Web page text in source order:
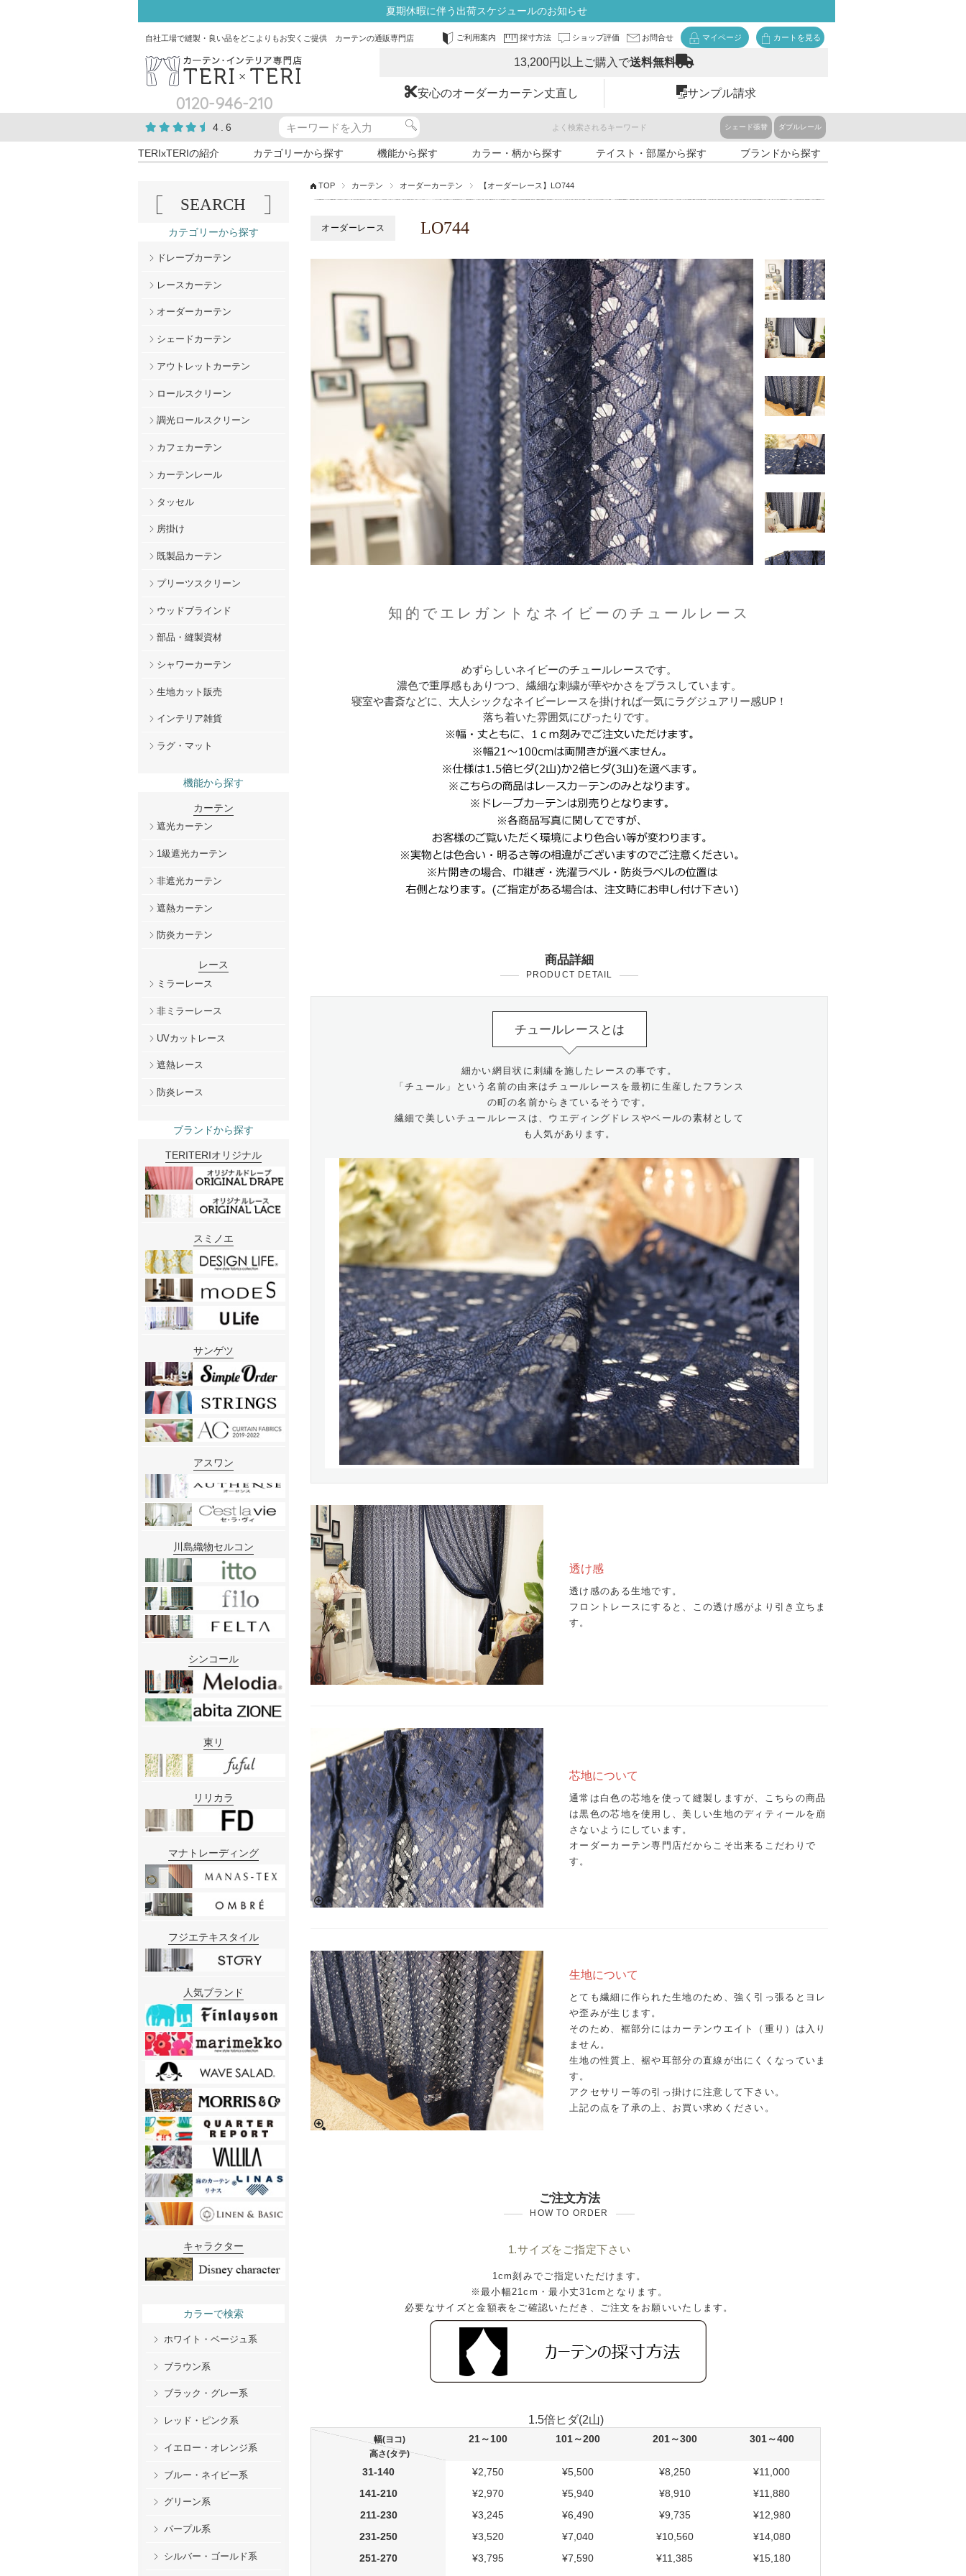
夏期休暇に伴う出荷スケジュールのお知らせ
自社工場で縫製・良い品をどこよりもお安くご提供 カーテンの通販専門店 ご利用案内 採寸方法 ショップ評価 お問合せ マイページ カートを見る
0120-946-210
13,200円以上ご購入で送料無料
安心のオーダーカーテン丈直し サンプル請求
4.6 よく検索されるキーワード シェード張替 ダブルレール
TERIxTERIの紹介 カテゴリーから探す 機能から探す カラー・柄から探す テイスト・部屋から探す ブランドから探す
TOP カーテン オーダーカーテン 【オーダーレース】LO744
知的でエレガントなネイビーのチュールレース
オーダーレース LO744
めずらしいネイビーのチュールレースです。
濃色で重厚感もありつつ、繊細な刺繍が華やかさをプラスしています。
寝室や書斎などに、大人シックなネイビーレースを掛ければ一気にラグジュアリー感UP！
落ち着いた雰囲気にぴったりです。
ご注文方法
HOW TO ORDER
1.サイズをご指定下さい
1cm刻みでご指定いただけます。
※最小幅21cm・最小丈31cmとなります。
必要なサイズと金額表をご確認いただき、ご注文をお願いいたします。
1.5倍ヒダ(2山)
幅(ヨコ)
高さ(タテ)
21～100 101～200 201～300 301～400
31-140 ¥2,750 ¥5,500 ¥8,250
¥11,000
141-210
¥2,970 ¥5,940 ¥8,910
¥11,880
211-230
¥3,245 ¥6,490 ¥9,735
¥12,980
231-250
¥3,520 ¥7,040 ¥10,560
¥14,080
251-270
¥3,795 ¥7,590 ¥11,385
¥15,180
商品詳細
PRODUCT DETAIL
チュールレースとは
細かい網目状に刺繍を施したレースの事です。
「チュール」という名前の由来はチュールレースを最初に生産したフランス
の町の名前からきているそうです。
繊細で美しいチュールレースは、ウエディングドレスやベールの素材として
も人気があります。
透け感
透け感のある生地です。
フロントレースにすると、この透け感がより引き立ちま
す。
芯地について
通常は白色の芯地を使って縫製しますが、こちらの商品
は黒色の芯地を使用し、美しい生地のディティールを崩
さないようにしています。
オーダーカーテン専門店だからこそ出来るこだわりで
す。
生地について
とても繊細に作られた生地のため、強く引っ張るとヨレ
や歪みが生じます。
そのため、裾部分にはカーテンウエイト（重り）は入り
ません。
生地の性質上、裾や耳部分の直線が出にくくなっていま
す。
アクセサリー等の引っ掛けに注意して下さい。
上記の点を了承の上、お買い求めください。
SEARCH
カテゴリーから探す
ドレープカーテン
レースカーテン
オーダーカーテン
シェードカーテン
アウトレットカーテン
ロールスクリーン
調光ロールスクリーン
カフェカーテン
カーテンレール
タッセル
房掛け
既製品カーテン
プリーツスクリーン
ウッドブラインド
部品・縫製資材
シャワーカーテン
生地カット販売
インテリア雑貨
ラグ・マット
機能から探す
カーテン
遮光カーテン
1級遮光カーテン
非遮光カーテン
遮熱カーテン
防炎カーテン
レース
ミラーレース
非ミラーレース
UVカットレース
遮熱レース
防炎レース
ブランドから探す
TERITERIオリジナル
スミノエ
サンゲツ
アスワン
川島織物セルコン
シンコール
東リ
リリカラ
マナトレーディング
フジエテキスタイル
人気ブランド
キャラクター
カラーで検索
ホワイト・ベージュ系
ブラウン系
ブラック・グレー系
レッド・ピンク系
イエロー・オレンジ系
ブルー・ネイビー系
グリーン系
パープル系
シルバー・ゴールド系